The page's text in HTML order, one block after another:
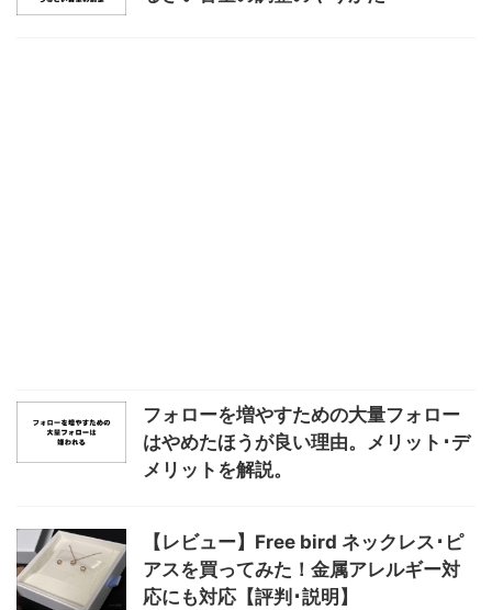
フォローを増やすための大量フォロー
はやめたほうが良い理由。メリット･デ
メリットを解説。
【レビュー】Free bird ネックレス･ピ
アスを買ってみた！金属アレルギー対
応にも対応【評判･説明】